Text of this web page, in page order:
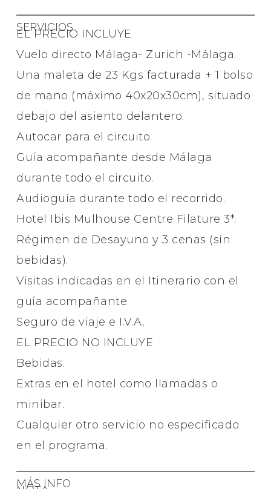
SERVICIOS
EL PRECIO INCLUYE
Vuelo directo Málaga- Zurich -Málaga.
Una maleta de 23 Kgs facturada + 1 bolso
de mano (máximo 40x20x30cm), situado
debajo del asiento delantero.
Autocar para el circuito.
Guía acompañante desde Málaga
durante todo el circuito.
Audioguía durante todo el recorrido.
Hotel Ibis Mulhouse Centre Filature 3*.
Régimen de Desayuno y 3 cenas (sin
bebidas).
Visitas indicadas en el Itinerario con el
guía acompañante.
Seguro de viaje e I.V.A.
EL PRECIO NO INCLUYE
Bebidas.
Extras en el hotel como llamadas o
minibar.
Cualquier otro servicio no especificado
en el programa.
MÁS INFO